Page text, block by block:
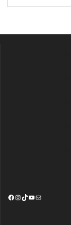
Facebook
Instagram
TikTok
YouTube
Mail